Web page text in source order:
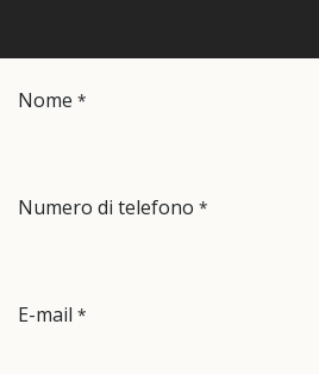
Nome *
Numero di telefono *
E-mail *